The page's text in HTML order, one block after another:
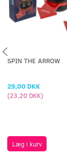
SPIN THE ARROW
29,00 DKK
(23,20 DKK)
Læg i kurv